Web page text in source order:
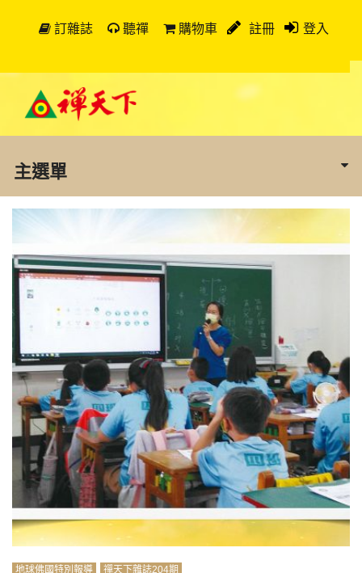
訂雜誌 聽禪 購物車 註冊 登入
主選單
地球佛國特別報導 禪天下雜誌204期